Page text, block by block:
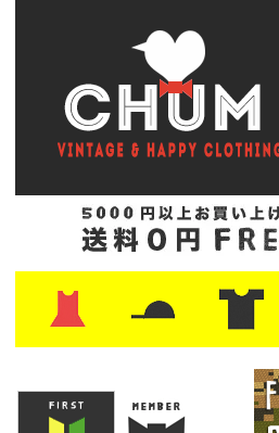
・レザーシューズ/スニーカー
・プリントTシ
・バンド/ツア
・キャラクター
・Nike/
・チャンピオン
・サーフ/スケ
・ボーダー/総
・フットボー
・タンクトッ